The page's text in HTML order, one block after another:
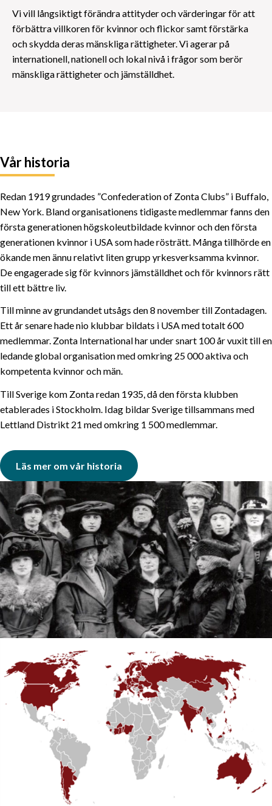
Vi vill långsiktigt förändra attityder och värderingar för att
förbättra villkoren för kvinnor och flickor samt förstärka
och skydda deras mänskliga rättigheter. Vi agerar på
internationell, nationell och lokal nivå i frågor som berör
mänskliga rättigheter och jämställdhet.
Vår historia
Redan 1919 grundades ”Confederation of Zonta Clubs” i Buffalo,
New York. Bland organisationens tidigaste medlemmar fanns den
första generationen högskoleutbildade kvinnor och den första
generationen kvinnor i USA som hade rösträtt. Många tillhörde en
ökande men ännu relativt liten grupp yrkesverksamma kvinnor.
De engagerade sig för kvinnors jämställdhet och för kvinnors rätt
till ett bättre liv.
Till minne av grundandet utsågs den 8 november till Zontadagen.
Ett år senare hade nio klubbar bildats i USA med totalt 600
medlemmar. Zonta International har under snart 100 år vuxit till en
ledande global organisation med omkring 25 000 aktiva och
kompetenta kvinnor och män.
Till Sverige kom Zonta redan 1935, då den första klubben
etablerades i Stockholm. Idag bildar Sverige tillsammans med
Lettland Distrikt 21 med omkring 1 500 medlemmar.
Läs mer om vår historia